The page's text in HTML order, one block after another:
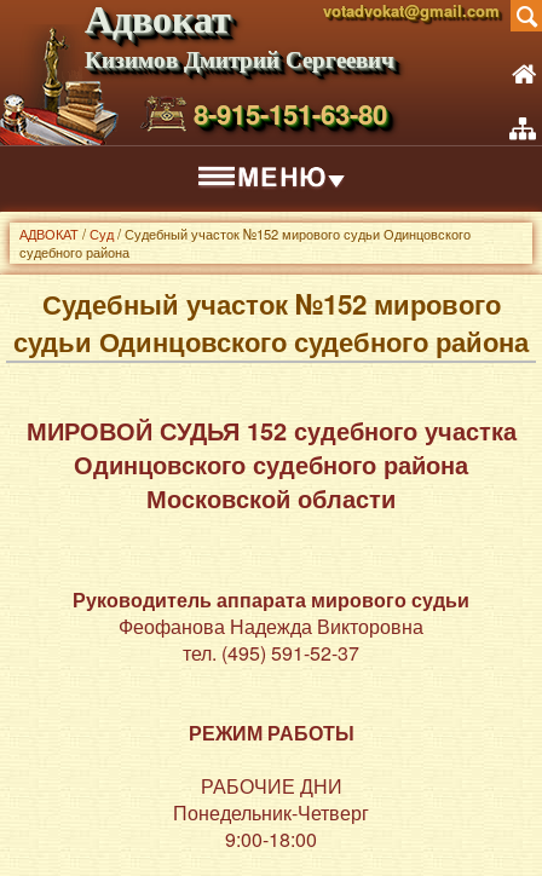
Адвокат
Кизимов Дмитрий Сергеевич
8-915-151-63-80
votadvokat@gmail.com
АДВОКАТ/Суд/ Судебный участок №152 мирового судьи Одинцовского
судебного района
Судебный участок №152 мирового
судьи Одинцовского судебного района
МИРОВОЙ СУДЬЯ 152 судебного участка
Одинцовского судебного района
Московской области
Руководитель аппарата мирового судьи
Феофанова Надежда Викторовна
тел. (495) 591-52-37
РЕЖИМ РАБОТЫ
РАБОЧИЕ ДНИ
Понедельник-Четверг
9:00-18:00